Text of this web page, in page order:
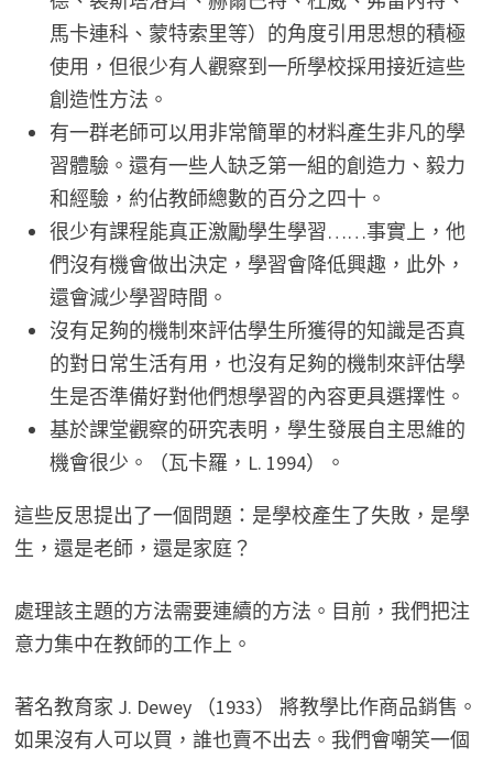
馬卡連科、蒙特索里等）的角度引用思想的積極
使用，但很少有人觀察到一所學校採用接近這些
創造性方法。
有一群老師可以用非常簡單的材料產生非凡的學
習體驗。還有一些人缺乏第一組的創造力、毅力
和經驗，約佔教師總數的百分之四十。
很少有課程能真正激勵學生學習……事實上，他
們沒有機會做出決定，學習會降低興趣，此外，
還會減少學習時間。
沒有足夠的機制來評估學生所獲得的知識是否真
的對日常生活有用，也沒有足夠的機制來評估學
生是否準備好對他們想學習的內容更具選擇性。
基於課堂觀察的研究表明，學生發展自主思維的
機會很少。（瓦卡羅，L. 1994）。
這些反思提出了一個問題：是學校產生了失敗，是學
生，還是老師，還是家庭？
處理該主題的方法需要連續的方法。目前，我們把注
意力集中在教師的工作上。
著名教育家 J. Dewey （1933） 將教學比作商品銷售。
如果沒有人可以買，誰也賣不出去。我們會嘲笑一個